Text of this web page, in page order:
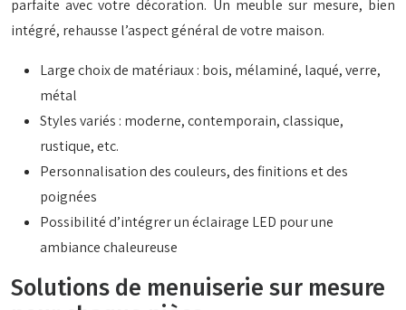
parfaite avec votre décoration. Un meuble sur mesure, bien
intégré, rehausse l’aspect général de votre maison.
Large choix de matériaux : bois, mélaminé, laqué, verre,
métal
Styles variés : moderne, contemporain, classique,
rustique, etc.
Personnalisation des couleurs, des finitions et des
poignées
Possibilité d’intégrer un éclairage LED pour une
ambiance chaleureuse
Solutions de menuiserie sur mesure